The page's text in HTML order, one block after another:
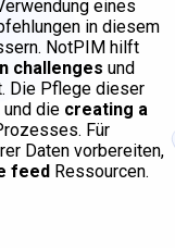
eines
in diesem
NotPIM hilft
challenges und
Die Pflege dieser
und die creating a
Für
Daten vorbereiten,
feed Ressourcen.